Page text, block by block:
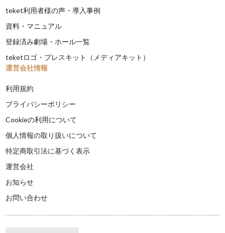
teket利用者様の声・導入事例
資料・マニュアル
登録済み劇場・ホール一覧
teketロゴ・プレスキット（メディアキット）
運営会社情報
利用規約
プライバシーポリシー
Cookieの利用について
個人情報の取り扱いについて
特定商取引法に基づく表示
運営会社
お知らせ
お問い合わせ